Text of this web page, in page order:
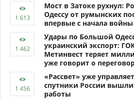
Мост в Затоке рухнул:
Одессу от румынских
впервые с начала войны
Удары по Большой
украинский экспорт:
Метинвест теряет
уже говорит о
«Рассвет» уже
спутники России
работы